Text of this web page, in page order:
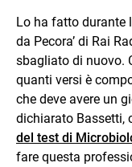
Lo ha fatto durante
da Pecora’ di Rai
sbagliato di nuovo.
quanti versi è
che deve avere un
dichiarato Bassetti,
del test di
fare questa